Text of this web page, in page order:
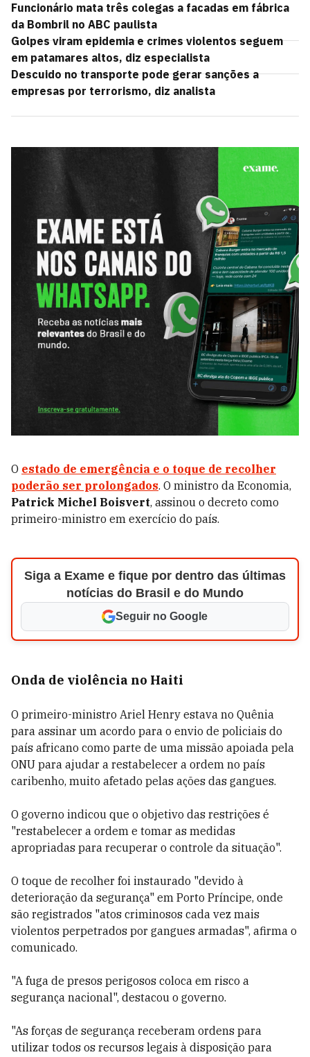
Funcionário mata três colegas a facadas em fábrica
da Bombril no ABC paulista
Golpes viram epidemia e crimes violentos seguem
em patamares altos, diz especialista
Descuido no transporte pode gerar sanções a
empresas por terrorismo, diz analista
O estado de emergência e o toque de recolher
poderão ser prolongados. O ministro da Economia,
Patrick Michel Boisvert, assinou o decreto como
primeiro-ministro em exercício do país.
Siga a Exame e fique por dentro das últimas
notícias do Brasil e do Mundo
Seguir no Google
Onda de violência no Haiti
O primeiro-ministro Ariel Henry estava no Quênia
para assinar um acordo para o envio de policiais do
país africano como parte de uma missão apoiada pela
ONU para ajudar a restabelecer a ordem no país
caribenho, muito afetado pelas ações das gangues.
O governo indicou que o objetivo das restrições é
"restabelecer a ordem e tomar as medidas
apropriadas para recuperar o controle da situação".
O toque de recolher foi instaurado "devido à
deterioração da segurança" em Porto Príncipe, onde
são registrados "atos criminosos cada vez mais
violentos perpetrados por gangues armadas", afirma o
comunicado.
"A fuga de presos perigosos coloca em risco a
segurança nacional", destacou o governo.
"As forças de segurança receberam ordens para
utilizar todos os recursos legais à disposição para